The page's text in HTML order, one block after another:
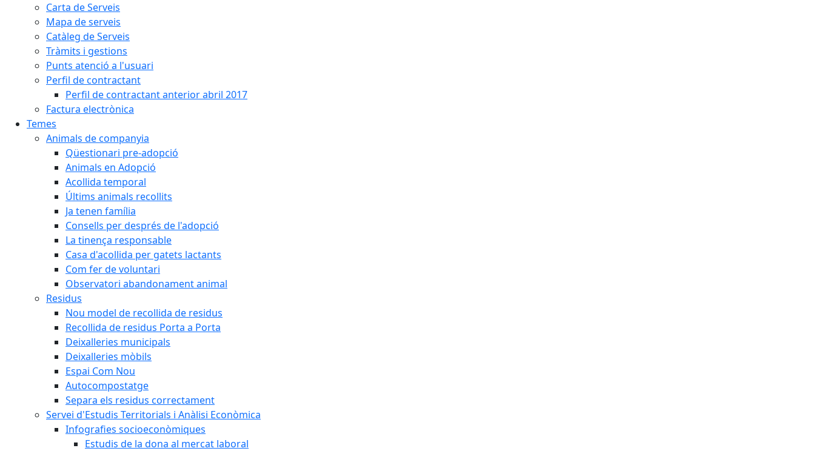
Carta de Serveis
Mapa de serveis
Catàleg de Serveis
Tràmits i gestions
Punts atenció a l'usuari
Perfil de contractant
Perfil de contractant anterior abril 2017
Factura electrònica
Temes
Animals de companyia
Qüestionari pre-adopció
Animals en Adopció
Acollida temporal
Últims animals recollits
Ja tenen família
Consells per després de l'adopció
La tinença responsable
Casa d'acollida per gatets lactants
Com fer de voluntari
Observatori abandonament animal
Residus
Nou model de recollida de residus
Recollida de residus Porta a Porta
Deixalleries municipals
Deixalleries mòbils
Espai Com Nou
Autocompostatge
Separa els residus correctament
Servei d'Estudis Territorials i Anàlisi Econòmica
Infografies socioeconòmiques
Estudis de la dona al mercat laboral